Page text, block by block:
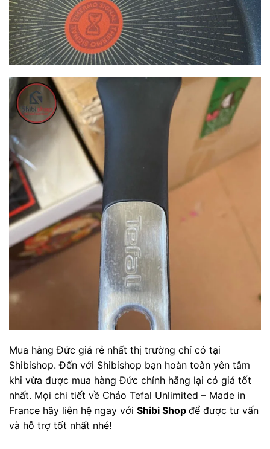
Mua hàng Đức giá rẻ nhất thị trường chỉ có tại
Shibishop. Đến với Shibishop bạn hoàn toàn yên tâm
khi vừa được mua hàng Đức chính hãng lại có giá tốt
nhất. Mọi chi tiết về Chảo Tefal Unlimited – Made in
France hãy liên hệ ngay với Shibi Shop để được tư vấn
và hỗ trợ tốt nhất nhé!